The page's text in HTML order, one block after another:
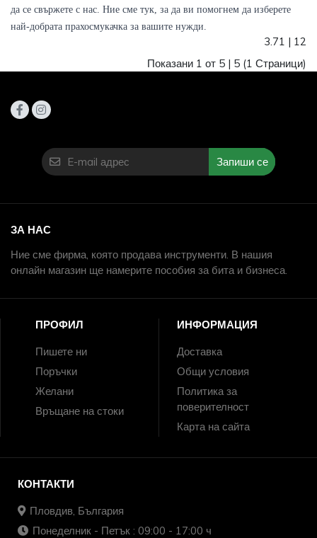
да се свържете с нас. Ние сме тук, за да ви помогнем да изберете
най-добрата прахосмукачка за вашите нужди.
3.71 | 12
Показани 1 от 5 | 5 (1 Страници)
Запиши се
ЗА НАС
Ние сме фирма, която продава инструменти. В нашия
онлайн магазин ще намерите пособия за бита и бизнеса.
ПРОФИЛ
Пишете ни
Поръчки
Желани
Връщане на стоки
ИНФОРМАЦИЯ
Доставка
Общи условия
Политика за
поверителност
Карта на сайта
КОНТАКТИ
Пловдив, България
Понеделник - Петък : 09:00 - 17:00 ч